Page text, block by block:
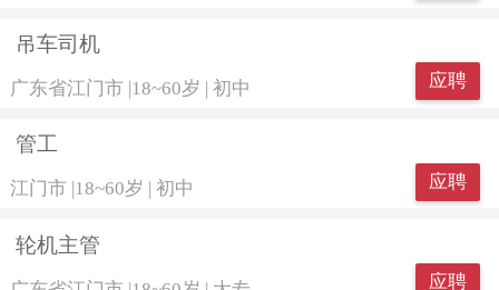
吊车司机
广东省江门市 |18~60岁 | 初中 应聘
管工
江门市 18~60岁 初中 应聘
轮机主管
应聘